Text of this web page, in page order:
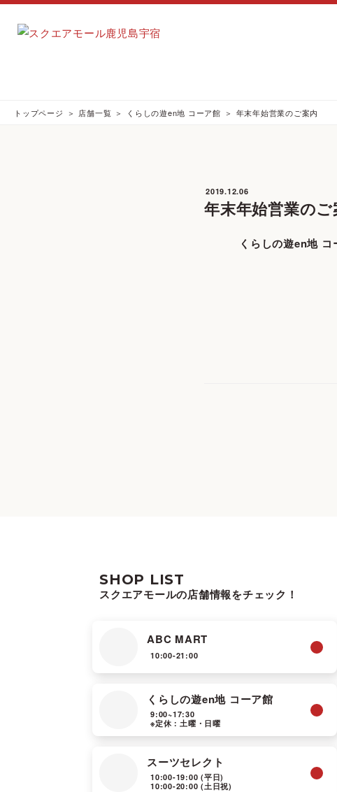
トップページ 店舗一覧 くらしの遊en地 コーア館 年末年始営業のご案内
2019.12.06
年末年始営業のご
くらしの遊en地 コ
SHOP LIST
スクエアモールの店舗情報をチェック！
ABC MART
10:00-21:00
くらしの遊en地 コーア館
9:00~17:30
※定休：土曜・日曜
スーツセレクト
10:00-19:00 (平日)
10:00-20:00 (土日祝)